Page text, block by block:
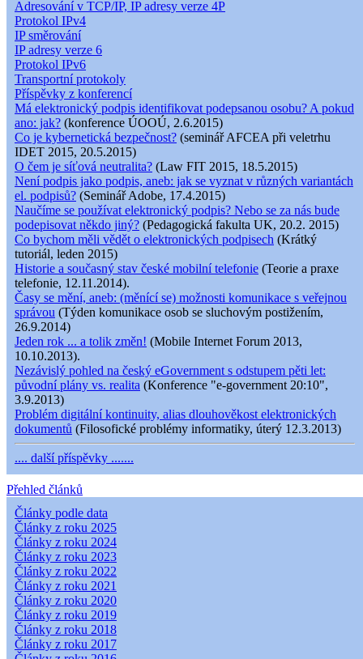
Adresování v TCP/IP, IP adresy verze 4P
Protokol IPv4
IP směrování
IP adresy verze 6
Protokol IPv6
Transportní protokoly
Příspěvky z konferencí
Má elektronický podpis identifikovat podepsanou osobu? A pokud
ano: jak? (konference ÚOOÚ, 2.6.2015)
Co je kybernetická bezpečnost? (seminář AFCEA při veletrhu
IDET 2015, 20.5.2015)
O čem je síťová neutralita? (Law FIT 2015, 18.5.2015)
Není podpis jako podpis, aneb: jak se vyznat v různých variantách
el. podpisů? (Seminář Adobe, 17.4.2015)
Naučíme se používat elektronický podpis? Nebo se za nás bude
podepisovat někdo jiný? (Pedagogická fakulta UK, 20.2. 2015)
Co bychom měli vědět o elektronických podpisech (Krátký
tutoriál, leden 2015)
Historie a současný stav české mobilní telefonie (Teorie a praxe
telefonie, 12.11.2014).
Časy se mění, aneb: (měnící se) možnosti komunikace s veřejnou
správou (Týden komunikace osob se sluchovým postižením,
26.9.2014)
Jeden rok ... a tolik změn! (Mobile Internet Forum 2013,
10.10.2013).
Nezávislý pohled na český eGovernment s odstupem pěti let:
původní plány vs. realita (Konference "e-government 20:10",
3.9.2013)
Problém digitální kontinuity, alias dlouhověkost elektronických
dokumentů (Filosofické problémy informatiky, úterý 12.3.2013)
.... další příspěvky .......
Přehled článků
Články podle data
Články z roku 2025
Články z roku 2024
Články z roku 2023
Články z roku 2022
Články z roku 2021
Články z roku 2020
Články z roku 2019
Články z roku 2018
Články z roku 2017